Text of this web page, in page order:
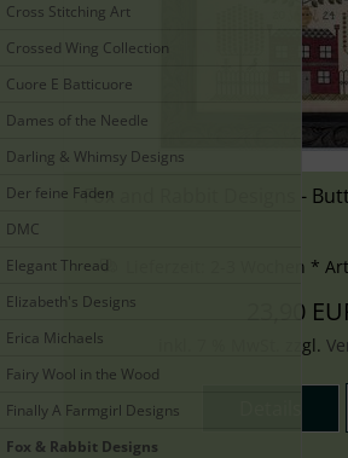
Cross Stitching Art
Crossed Wing Collection
Cuore E Batticuore
Dames of the Needle
Darling & Whimsy Designs
Der feine Faden
DMC
Elegant Thread
Elizabeth's Designs
Erica Michaels
Fairy Wool in the Wood
Finally A Farmgirl Designs
Fox & Rabbit Designs
Fox and Rabbit Designs -
2-3 Wochen *
23,90
inkl. 7 % MwSt. zzgl.